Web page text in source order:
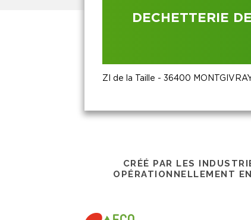
DECHETTERIE
ZI de la Taille - 36400
CRÉÉ PAR LES
OPÉRATIONNELLEMENT